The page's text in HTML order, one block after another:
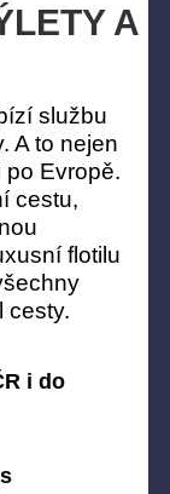
A
službu
A to nejen
po Evropě.
cestu,
flotilu
cesty.
i do